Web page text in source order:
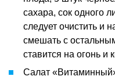
сахара, сок одного
следует очистить и
смешать с
ставится на огонь и
Салат